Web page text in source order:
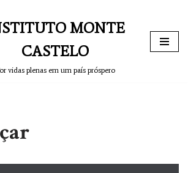
MONTE
CASTELO
vidas plenas em um país próspero